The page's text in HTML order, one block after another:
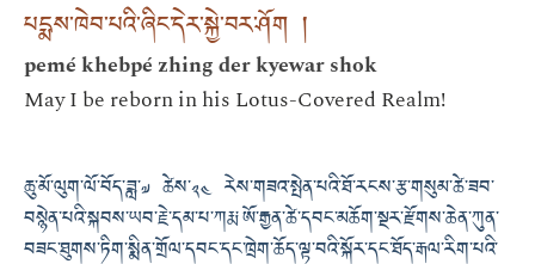
པདྨས་ཁེབ་པའི་ཞིང་དེར་སྐྱེ་བར་ཤོག །
pemé khebpé zhing der kyewar shok
May I be reborn in his Lotus-Covered Realm!
ཆུ་མོ་ལུག་ལོ་བོད་ཟླ་༧ ཚེས་༢༤ རེས་གཟའ་སྤེན་པའི་ཐོ་རངས་རྩ་གསུམ་ཚེ་ཟབ་
བསྙེན་པའི་སྐབས་ཡབ་རྗེ་དམ་པ་ཀརྨ་ཨོ་རྒྱན་ཚེ་དབང་མཆོག་སྔར་རྫོགས་ཆེན་ཀུན་
བཟང་ཐུགས་ཏིག་སྨིན་གྲོལ་དབང་དང་ཁྲེག་ཆོད་ལྟ་བའི་སྐོར་དང་ཐོད་རྒལ་རིག་པའི་